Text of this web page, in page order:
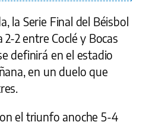
la Serie Final del Béisbol
2 entre Coclé y Bocas
definirá en el estadio
en un duelo que
el triunfo anoche 5-4